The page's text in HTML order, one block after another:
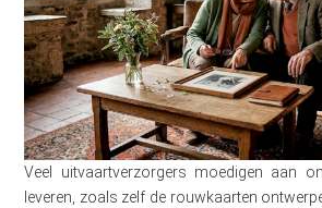
Veel uitvaartverzorgers moedigen aan
leveren, zoals zelf de rouwkaarten